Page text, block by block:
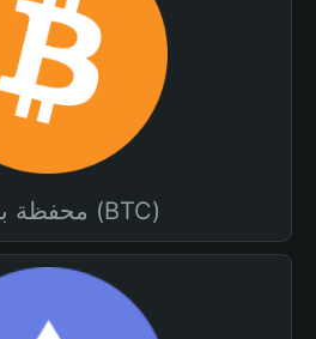
محفظة بيتكوين (BTC)